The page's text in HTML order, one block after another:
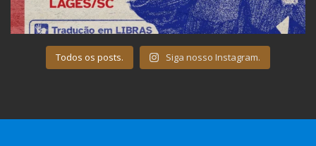
Todos os posts. Siga nosso Instagram.